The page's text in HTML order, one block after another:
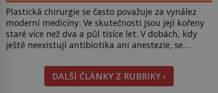
Plastická chirurgie se často považuje za vynález
moderní medicíny. Ve skutečnosti jsou její kořeny
staré více než dva a půl tisíce let. V dobách, kdy
ještě neexistují antibiotika ani anestezie, se
znetvořené válkou, tresty nebo nehodami. Jejich
metody jsou překvapivě promyšlené a některé
principy používají chirurgové dodnes. Úplně první
DALŠÍ ČLÁNKY Z RUBRIKY ›